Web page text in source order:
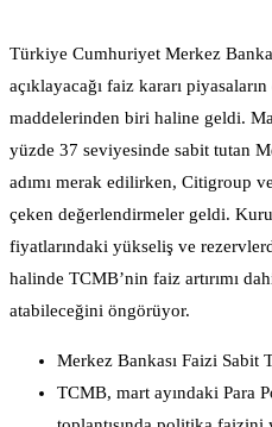
Türkiye Cumhuriyet Merkez
açıklayacağı faiz kararı
maddelerinden biri haline geldi.
yüzde 37 seviyesinde sabit tutan
adımı merak edilirken, Citigroup
çeken değerlendirmeler geldi.
fiyatlarındaki yükseliş ve
halinde TCMB’nin faiz artırımı
atabileceğini öngörüyor.
Merkez Bankası Faizi Sabit
TCMB, mart ayındaki Para